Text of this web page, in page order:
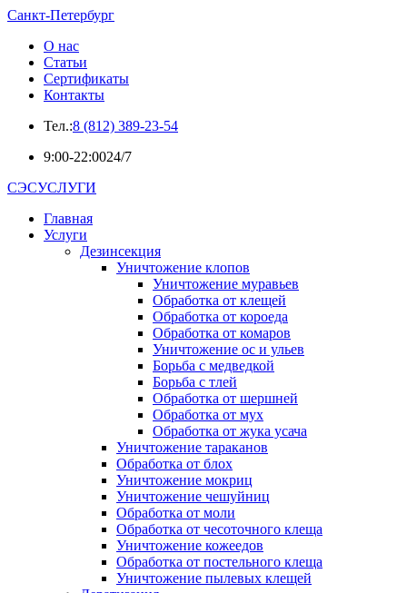
Санкт-Петербург
О нас
Статьи
Сертификаты
Контакты
Тел.:8 (812) 389-23-54
9:00-22:0024/7
СЭСУСЛУГИ
Главная
Услуги
Дезинсекция
Уничтожение клопов
Уничтожение муравьев
Обработка от клещей
Обработка от короеда
Обработка от комаров
Уничтожение ос и ульев
Борьба с медведкой
Борьба с тлей
Обработка от шершней
Обработка от мух
Обработка от жука усача
Уничтожение тараканов
Обработка от блох
Уничтожение мокриц
Уничтожение чешуйниц
Обработка от моли
Обработка от чесоточного клеща
Уничтожение кожеедов
Обработка от постельного клеща
Уничтожение пылевых клещей